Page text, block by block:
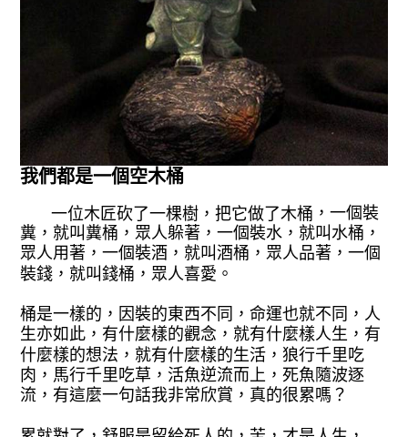
我們都是一個空木桶
一位木匠砍了一棵樹，把它做了木桶 ，一個裝
糞，就叫糞桶，眾人躲著，一個裝水，就叫水桶，
眾人用著，一個裝酒， 就叫酒桶，眾人品著，一個
裝錢，就叫錢桶，眾人喜愛。
桶是一樣的，因裝的東西不同，命運也就不同，人
生亦如此，有什麼樣的觀念，就有什麼樣人生，有
什麼樣的想法，就有什麼樣的生活，狼行千里吃
肉，馬行千里吃草，活魚逆流而上，死魚 隨波逐
流，有這麼一句話我非常欣賞，真的很累嗎？